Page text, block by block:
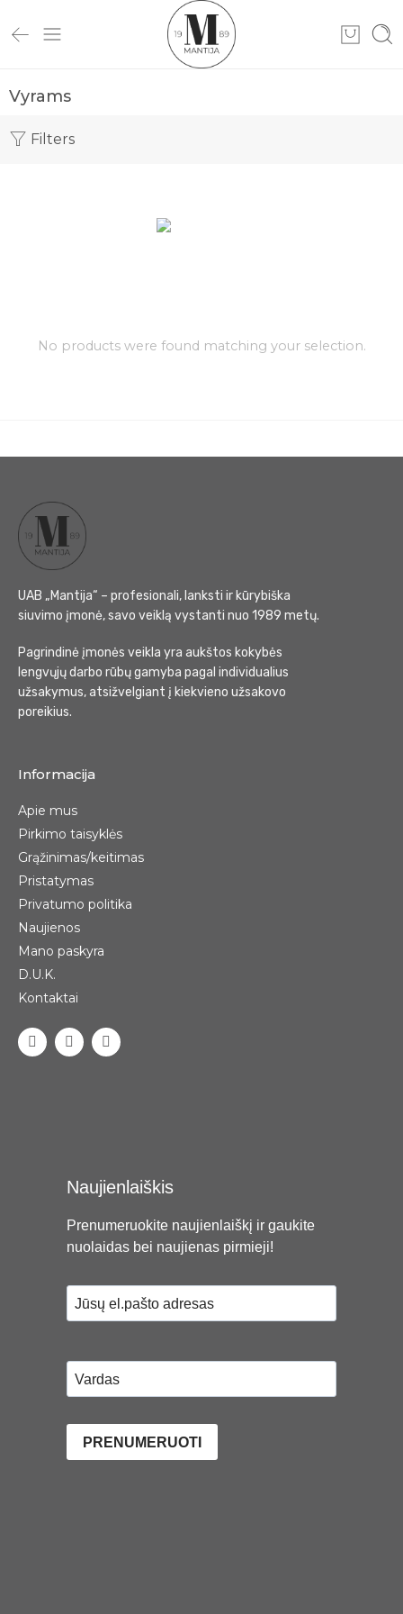
Vyrams
Filters
No products were found matching your selection.
UAB „Mantija“ – profesionali, lanksti ir kūrybiška
siuvimo įmonė, savo veiklą vystanti nuo 1989 metų.
Pagrindinė įmonės veikla yra aukštos kokybės
lengvųjų darbo rūbų gamyba pagal individualius
užsakymus, atsižvelgiant į kiekvieno užsakovo
poreikius.
Informacija
Apie mus
Pirkimo taisyklės
Grąžinimas/keitimas
Pristatymas
Privatumo politika
Naujienos
Mano paskyra
D.U.K.
Kontaktai